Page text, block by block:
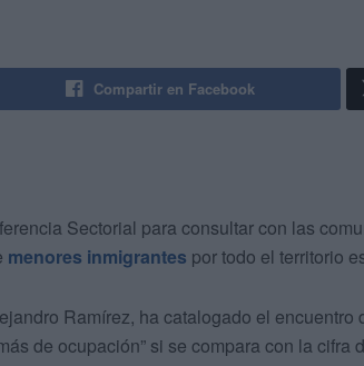
Compartir en Facebook
Sectorial para consultar con las
menores inmigrantes por todo el territorio
Ramírez, ha catalogado el encuentro
de ocupación” si se compara con la cifra